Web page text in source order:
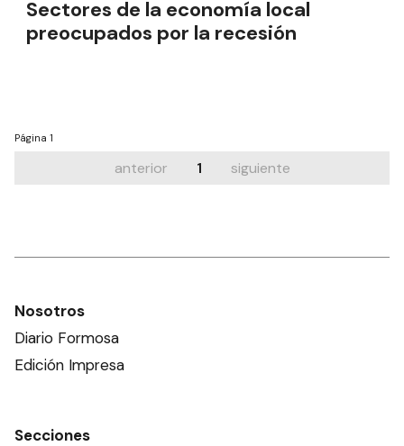
Sectores de la economía local
preocupados por la recesión
Página 1
anterior 1 siguiente
Nosotros
Diario Formosa
Edición Impresa
Secciones